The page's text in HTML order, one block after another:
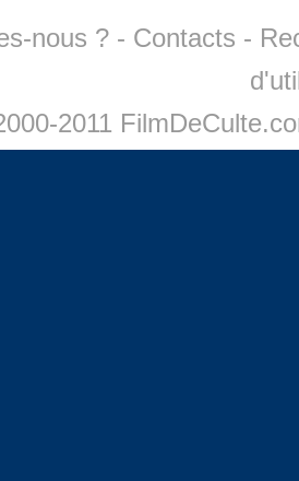
nous ? - Contacts -
2011